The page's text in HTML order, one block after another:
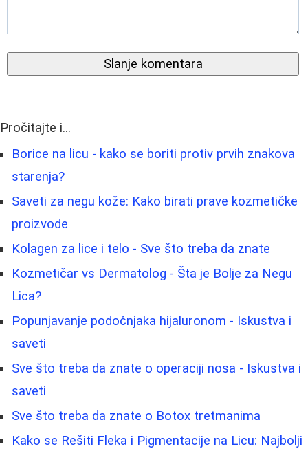
Slanje komentara
Pročitajte i...
Borice na licu - kako se boriti protiv prvih znakova
starenja?
Saveti za negu kože: Kako birati prave kozmetičke
proizvode
Kolagen za lice i telo - Sve što treba da znate
Kozmetičar vs Dermatolog - Šta je Bolje za Negu
Lica?
Popunjavanje podočnjaka hijaluronom - Iskustva i
saveti
Sve što treba da znate o operaciji nosa - Iskustva i
saveti
Sve što treba da znate o Botox tretmanima
Kako se Rešiti Fleka i Pigmentacije na Licu: Najbolji